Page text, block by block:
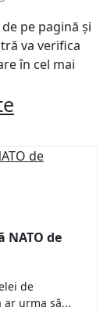
pe pagină și
va verifica
în cel mai
de
de
urma să...